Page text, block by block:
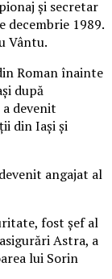
şi secretar
1989.
Vântu.
Roman înainte
după
devenit
din Iaşi şi
angajat al
fost şef al
Astra, a
lui Sorin